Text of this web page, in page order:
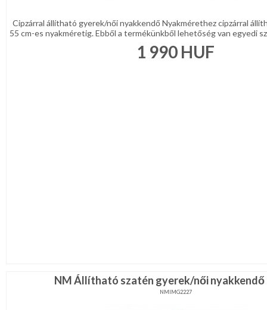
Cipzárral állítható gyerek/női nyakkendő Nyakmérethez cipzárral
55 cm-es nyakméretig. Ebből a termékünkből lehetőség van egyedi
1 990 HUF
NM Állítható szatén gyerek/női nyakkendő
NMIMG2227